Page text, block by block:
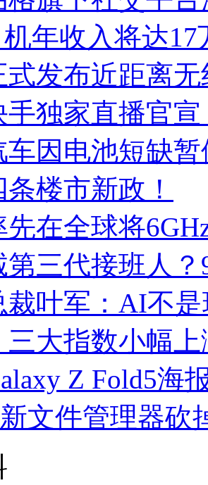
机年收入将达
式发布近距离
手独家直播官
车因电池短缺
楼市新政！
在全球将
第三代接班人
裁叶军：AI不
三大指数小幅
Z Fold5海
文件管理器砍